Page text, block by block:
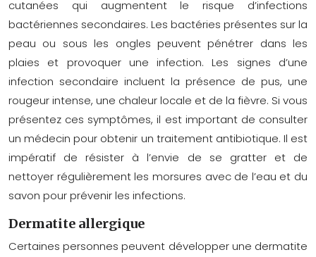
cutanées qui augmentent le risque d’infections
bactériennes secondaires. Les bactéries présentes sur la
peau ou sous les ongles peuvent pénétrer dans les
plaies et provoquer une infection. Les signes d’une
infection secondaire incluent la présence de pus, une
rougeur intense, une chaleur locale et de la fièvre. Si vous
présentez ces symptômes, il est important de consulter
un médecin pour obtenir un traitement antibiotique. Il est
impératif de résister à l’envie de se gratter et de
nettoyer régulièrement les morsures avec de l’eau et du
savon pour prévenir les infections.
Dermatite allergique
Certaines personnes peuvent développer une dermatite